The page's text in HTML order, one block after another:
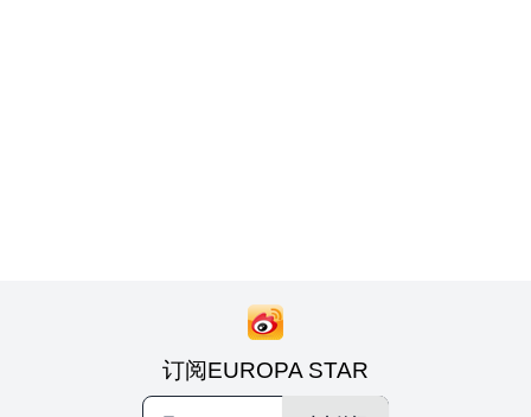
订阅EUROPA STAR